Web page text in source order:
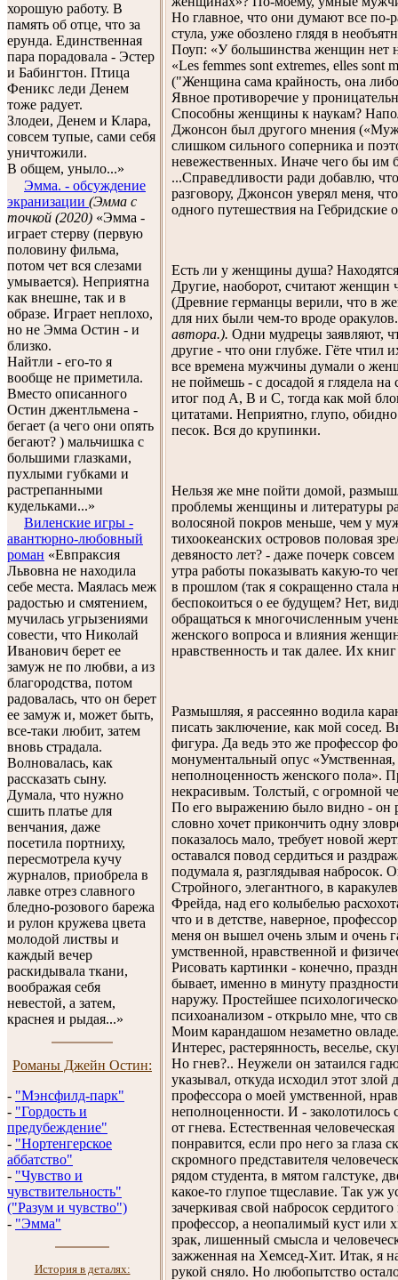
хорошую работу. В
память об отце, что за
ерунда. Единственная
пара порадовала - Эстер
и Бабингтон. Птица
Феникс леди Денем
тоже радует.
Злодеи, Денем и Клара,
совсем тупые, сами себя
уничтожили.
В общем, уныло...»
Эмма. - обсуждение
экранизации (Эмма с
точкой (2020) «Эмма -
играет стерву (первую
половину фильма,
потом чет вся слезами
умывается). Неприятна
как внешне, так и в
образе. Играет неплохо,
но не Эмма Остин - и
близко.
Найтли - его-то я
вообще не приметила.
Вместо описанного
Остин джентльмена -
бегает (а чего они опять
бегают? ) мальчишка с
большими глазками,
пухлыми губками и
растрепанными
кудельками...»
Виленские игры -
авантюрно-любовный
роман «Евпраксия
Львовна не находила
себе места. Маялась меж
радостью и смятением,
мучилась угрызениями
совести, что Николай
Иванович берет ее
замуж не по любви, а из
благородства, потом
радовалась, что он берет
ее замуж и, может быть,
все-таки любит, затем
вновь страдала.
Волновалась, как
рассказать сыну.
Думала, что нужно
сшить платье для
венчания, даже
посетила портниху,
пересмотрела кучу
журналов, приобрела в
лавке отрез славного
бледно-розового барежа
и рулон кружева цвета
молодой листвы и
каждый вечер
раскидывала ткани,
воображая себя
невестой, а затем,
краснея и рыдая...»
Pоманы Джейн Остин:
- "Мэнсфилд-парк"
- "Гордость и
предубеждение"
- "Нортенгерское
аббатство"
- "Чувство и
чувствительность"
("Разум и чувство")
- "Эмма"
История в деталях:
Но главное, что они думают все по-
стула, уже обозлено глядя в
Поуп: «У большинства женщин нет
«Les femmes sont extremes, elles sont
("Женщина сама крайность, она
Явное противоречие у
Способны женщины к наукам?
Джонсон был другого мнения
слишком сильного соперника и
невежественных. Иначе чего бы им
...Справедливости ради добавлю,
разговору, Джонсон уверял меня,
одного путешествия на Гебридские
Есть ли у женщины душа?
Другие, наоборот, считают женщин
(Древние германцы верили, что в
для них были чем-то вроде
автора.). Одни мудрецы заявляют,
другие - что они глубже. Гёте чтил
все времена мужчины думали о
не поймешь - с досадой я глядела
итог под А, В и С, тогда как мой
цитатами. Неприятно, глупо,
песок. Вся до крупинки.
Нельзя же мне пойти домой,
проблемы женщины и литературы
волосяной покров меньше, чем у
тихоокеанских островов половая
девяносто лет? - даже почерк
утра работы показывать какую-то
в прошлом (так я сокращенно стала
беспокоиться о ее будущем? Нет,
обращаться к многочисленным
женского вопроса и влияния
нравственность и так далее. Их
Размышляя, я рассеянно водила
писать заключение, как мой сосед.
фигура. Да ведь это же профессор
монументальный опус «Умственная,
неполноценность женского пола».
некрасивым. Толстый, с огромной
По его выражению было видно - он
словно хочет прикончить одну
показалось мало, требует новой
оставался повод сердиться и
подумала я, разглядывая набросок.
Стройного, элегантного, в
Фрейда, над его колыбелью
что и в детстве, наверное,
меня он вышел очень злым и очень
умственной, нравственной и
Рисовать картинки - конечно,
бывает, именно в минуту
наружу. Простейшее
психоанализом - открыло мне, что
Моим карандашом незаметно
Интерес, растерянность, веселье,
Но гнев?.. Неужели он затаился
указывал, откуда исходил этот злой
профессора о моей умственной,
неполноценности. И -
от гнева. Естественная
понравится, если про него за глаза
скромного представителя
рядом студента, в мятом галстуке,
какое-то глупое тщеславие. Так уж
зачеркивая свой набросок
профессор, а неопалимый куст
зрак, лишенный смысла и
зажженная на Хемсед-Хит. Итак, я
рукой сняло. Но любопытство